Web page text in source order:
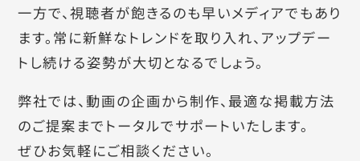
一方で、視聴者が飽きるのも早いメディアでもあり
ます。常に新鮮なトレンドを取り入れ、アップデー
トし続ける姿勢が大切となるでしょう。
弊社では、動画の企画から制作、最適な掲載方法
のご提案までトータルでサポートいたします。
ぜひお気軽にご相談ください。